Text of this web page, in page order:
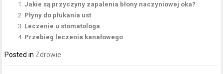
Jakie są przyczyny zapalenia błony naczyniowej oka?
Płyny do płukania ust
Leczenie u stomatologa
Przebieg leczenia kanałowego
Posted in Zdrowie